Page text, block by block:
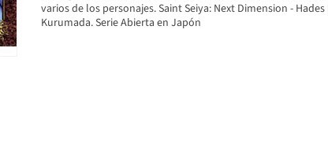
varios de los personajes. Saint Seiya: Next Dimension -
Kurumada. Serie Abierta en Japón